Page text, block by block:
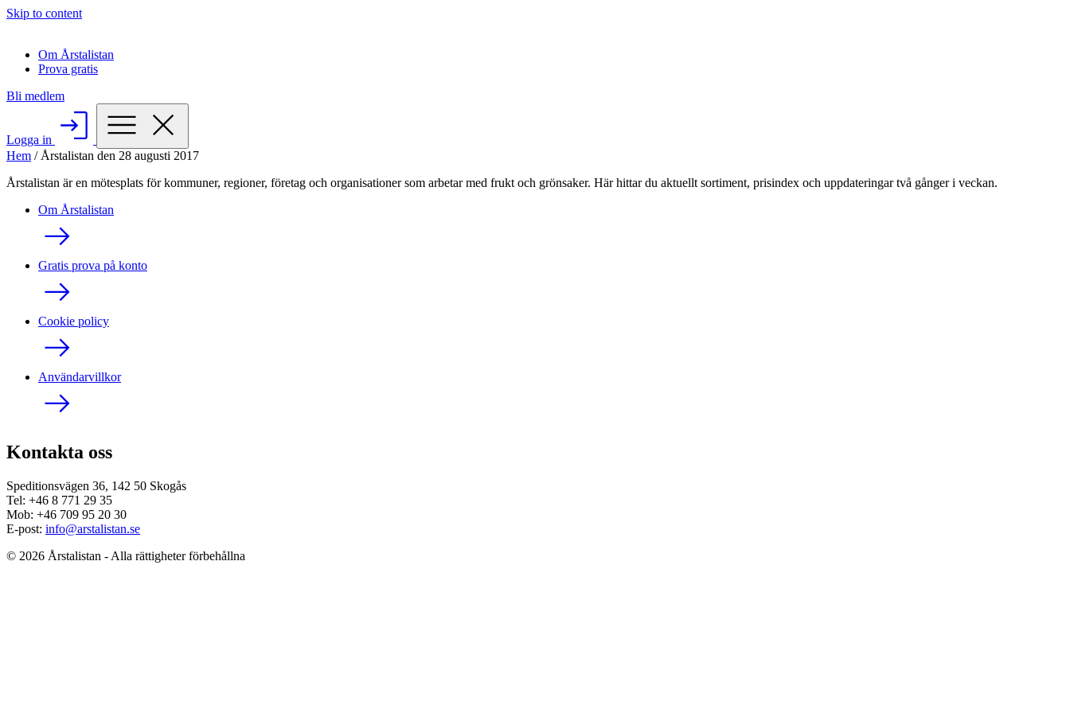
Skip to content
Om Årstalistan
Prova gratis
Bli medlem
Logga in
Hem / Årstalistan den 28 augusti 2017
Årstalistan är en mötesplats för kommuner, regioner, företag och organisationer som arbetar med frukt och grönsaker. Här hittar du aktuellt sortiment, prisindex och uppdateringar två gånger i veckan.
Om Årstalistan
Gratis prova på konto
Cookie policy
Användarvillkor
Kontakta oss
Speditionsvägen 36, 142 50 Skogås
Tel: +46 8 771 29 35
Mob: +46 709 95 20 30
E-post: info@arstalistan.se
© 2026 Årstalistan - Alla rättigheter förbehållna